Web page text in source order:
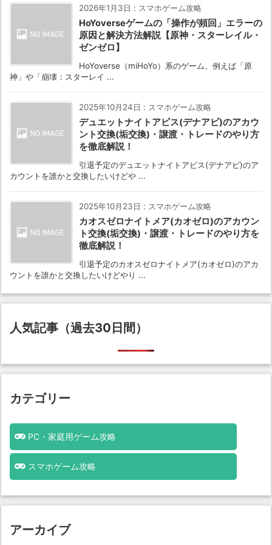
2026年1月3日 : スマホゲーム攻略
HoYoverseゲームの「操作が頻回」エラーの
原因と解決方法解説【原神・スターレイル・
ゼンゼロ】
HoYoverse（miHoYo）系のゲーム、例えば「原
神」や「崩壊：スターレイ ...
2025年10月24日 : スマホゲーム攻略
デュエットナイトアビス(デナアビ)のアカウ
ント交換(垢交換)・譲渡・トレードのやり方
を徹底解説！
引退予定のデュエットナイトアビス(デナアビ)のア
カウントを誰かと交換したいけどや ...
2025年10月23日 : スマホゲーム攻略
カオスゼロナイトメア(カオゼロ)のアカウン
ト交換(垢交換)・譲渡・トレードのやり方を
徹底解説！
引退予定のカオスゼロナイトメア(カオゼロ)のアカ
ウントを誰かと交換したいけどやり ...
人気記事（過去30日間）
カテゴリー
PC・家庭用ゲーム攻略
スマホゲーム攻略
アーカイブ